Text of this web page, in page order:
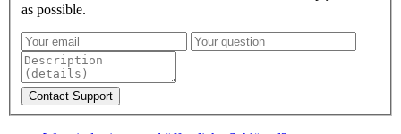
as possible.
Contact Support